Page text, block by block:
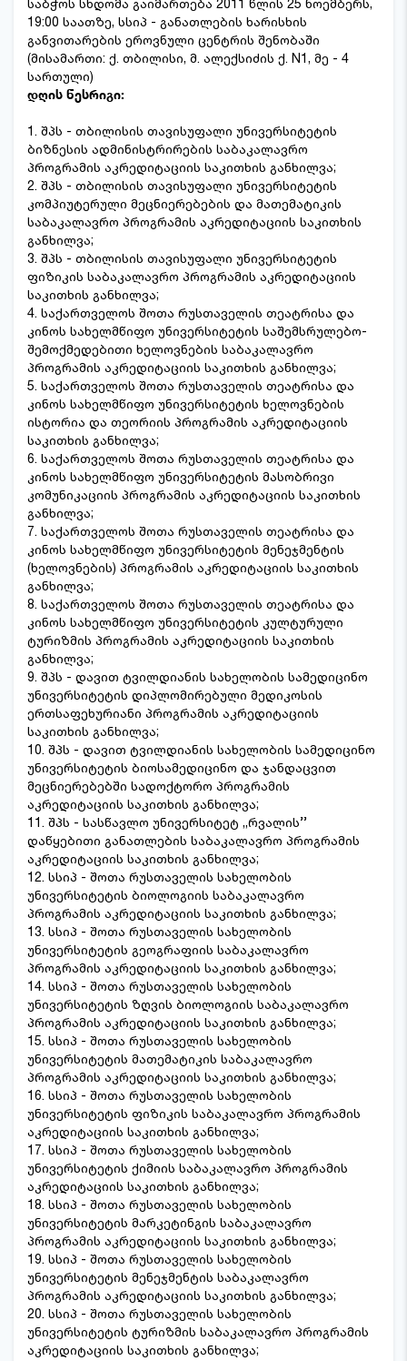
საბჭოს სხდომა გაიმართება 2011 წლის 25 ნოემბერს,
19:00 საათზე, სსიპ - განათლების ხარისხის
განვითარების ეროვნული ცენტრის შენობაში
(მისამართი: ქ. თბილისი, მ. ალექსიძის ქ. N1, მე - 4
სართული)
დღის წესრიგი:
1. შპს - თბილისის თავისუფალი უნივერსიტეტის
ბიზნესის ადმინისტრირების საბაკალავრო
პროგრამის აკრედიტაციის საკითხის განხილვა;
2. შპს - თბილისის თავისუფალი უნივერსიტეტის
კომპიუტერული მეცნიერებების და მათემატიკის
საბაკალავრო პროგრამის აკრედიტაციის საკითხის
განხილვა;
3. შპს - თბილისის თავისუფალი უნივერსიტეტის
ფიზიკის საბაკალავრო პროგრამის აკრედიტაციის
საკითხის განხილვა;
4. საქართველოს შოთა რუსთაველის თეატრისა და
კინოს სახელმწიფო უნივერსიტეტის საშემსრულებო-
შემოქმედებითი ხელოვნების საბაკალავრო
პროგრამის აკრედიტაციის საკითხის განხილვა;
5. საქართველოს შოთა რუსთაველის თეატრისა და
კინოს სახელმწიფო უნივერსიტეტის ხელოვნების
ისტორია და თეორიის პროგრამის აკრედიტაციის
საკითხის განხილვა;
6. საქართველოს შოთა რუსთაველის თეატრისა და
კინოს სახელმწიფო უნივერსიტეტის მასობრივი
კომუნიკაციის პროგრამის აკრედიტაციის საკითხის
განხილვა;
7. საქართველოს შოთა რუსთაველის თეატრისა და
კინოს სახელმწიფო უნივერსიტეტის მენეჯმენტის
(ხელოვნების) პროგრამის აკრედიტაციის საკითხის
განხილვა;
8. საქართველოს შოთა რუსთაველის თეატრისა და
კინოს სახელმწიფო უნივერსიტეტის კულტურული
ტურიზმის პროგრამის აკრედიტაციის საკითხის
განხილვა;
9. შპს - დავით ტვილდიანის სახელობის სამედიცინო
უნივერსიტეტის დიპლომირებული მედიკოსის
ერთსაფეხურიანი პროგრამის აკრედიტაციის
საკითხის განხილვა;
10. შპს - დავით ტვილდიანის სახელობის სამედიცინო
უნივერსიტეტის ბიოსამედიცინო და ჯანდაცვით
მეცნიერებებში სადოქტორო პროგრამის
აკრედიტაციის საკითხის განხილვა;
11. შპს - სასწავლო უნივერსიტეტ ,,რვალის’’
დაწყებითი განათლების საბაკალავრო პროგრამის
აკრედიტაციის საკითხის განხილვა;
12. სსიპ - შოთა რუსთაველის სახელობის
უნივერსიტეტის ბიოლოგიის საბაკალავრო
პროგრამის აკრედიტაციის საკითხის განხილვა;
13. სსიპ - შოთა რუსთაველის სახელობის
უნივერსიტეტის გეოგრაფიის საბაკალავრო
პროგრამის აკრედიტაციის საკითხის განხილვა;
14. სსიპ - შოთა რუსთაველის სახელობის
უნივერსიტეტის ზღვის ბიოლოგიის საბაკალავრო
პროგრამის აკრედიტაციის საკითხის განხილვა;
15. სსიპ - შოთა რუსთაველის სახელობის
უნივერსიტეტის მათემატიკის საბაკალავრო
პროგრამის აკრედიტაციის საკითხის განხილვა;
16. სსიპ - შოთა რუსთაველის სახელობის
უნივერსიტეტის ფიზიკის საბაკალავრო პროგრამის
აკრედიტაციის საკითხის განხილვა;
17. სსიპ - შოთა რუსთაველის სახელობის
უნივერსიტეტის ქიმიის საბაკალავრო პროგრამის
აკრედიტაციის საკითხის განხილვა;
18. სსიპ - შოთა რუსთაველის სახელობის
უნივერსიტეტის მარკეტინგის საბაკალავრო
პროგრამის აკრედიტაციის საკითხის განხილვა;
19. სსიპ - შოთა რუსთაველის სახელობის
უნივერსიტეტის მენეჯმენტის საბაკალავრო
პროგრამის აკრედიტაციის საკითხის განხილვა;
20. სსიპ - შოთა რუსთაველის სახელობის
უნივერსიტეტის ტურიზმის საბაკალავრო პროგრამის
აკრედიტაციის საკითხის განხილვა;